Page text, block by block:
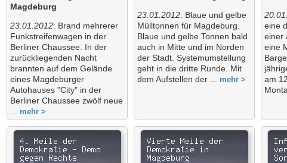
Magdeburg
23.01.2012: Brand mehrerer
Funkstreifenwagen in der
Berliner Chaussee. In der
zurückliegenden Nacht
brannten auf dem Gelände
eines Magdeburger
Autohauses "City" in der
Berliner Chaussee zwölf neue
... mehr >
23.01.2012: Blaue und gelbe
Mülltonnen für Magdeburg.
Blaue und gelbe Tonnen bald
auch in Mitte und im Norden
der Stadt. Systemumstellung
geht in die dritte Runde. Mit
dem Aufstellen der ... mehr >
eine
einer
eine
am